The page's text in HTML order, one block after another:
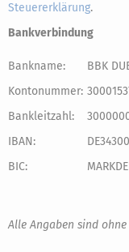
Steuererklärung.
Bankverbindung
Bankname:
BBK
Kontonummer:
Bankleitzahl:
IBAN:
BIC:
Alle Angaben sind